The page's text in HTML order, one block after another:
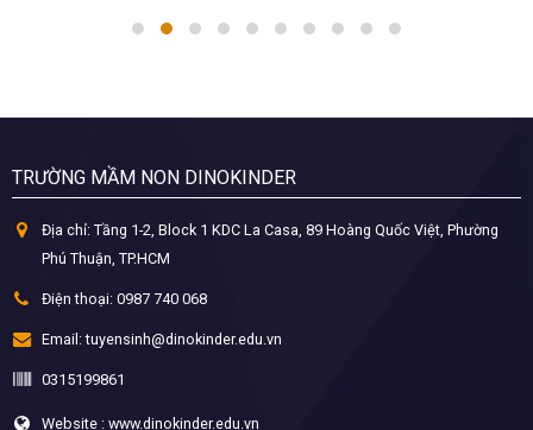
TRƯỜNG MẦM NON DINOKINDER
Địa chỉ: Tầng 1-2, Block 1 KDC La Casa, 89 Hoàng Quốc Việt, Phường
Phú Thuận, TP.HCM
Điện thoại: 0987 740 068
Email: tuyensinh@dinokinder.edu.vn
0315199861
Website : www.dinokinder.edu.vn